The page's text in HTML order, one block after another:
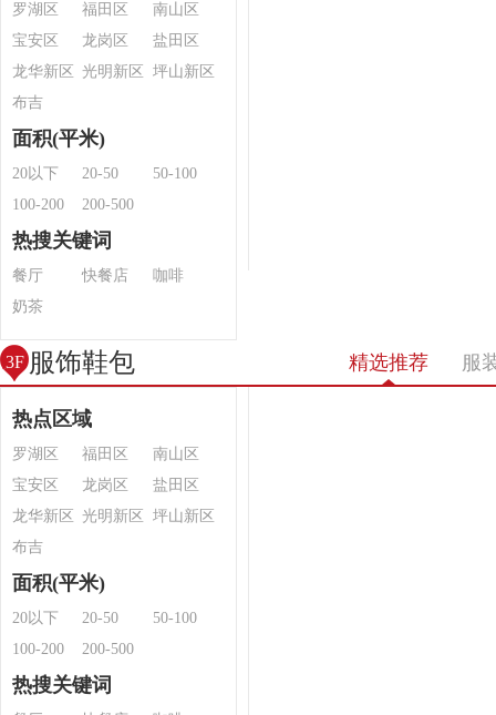
罗湖区 福田区
南山区
宝安区
龙岗区
盐田区
龙华新区
光明新区
坪山新区
布吉
面积(平米)
20以下 20-50
50-100
100-200
200-500
热搜关键词
餐厅 快餐店
咖啡
奶茶
3F 服饰鞋包 精选推荐 服
热点区域
罗湖区 福田区
南山区
宝安区
龙岗区
盐田区
龙华新区
光明新区
坪山新区
布吉
面积(平米)
20以下 20-50
50-100
100-200
200-500
热搜关键词